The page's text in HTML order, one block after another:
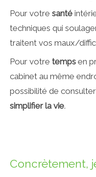
Pour votre santé
techniques qui
traitent vos maux/
Pour votre temps en
cabinet au même
possibilité de consulter
simplifier la vie.
Concrètement,